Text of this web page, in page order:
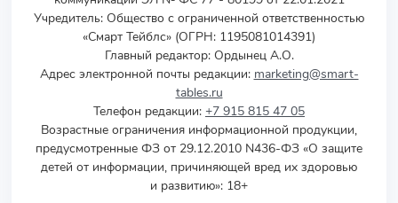
Учредитель: Общество с ограниченной ответственностью
«Смарт Тейблс» (ОГРН: 1195081014391)
Главный редактор: Ордынец А.О.
Адрес электронной почты редакции: marketing@smart-
tables.ru
Телефон редакции: +7 915 815 47 05
Возрастные ограничения информационной продукции,
предусмотренные ФЗ от 29.12.2010 N436-ФЗ «О защите
детей от информации, причиняющей вред их здоровью
и развитию»: 18+